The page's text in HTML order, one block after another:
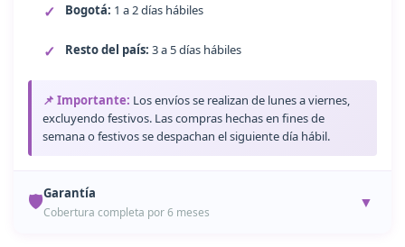
Bogotá: 1 a 2 días hábiles
Resto del país: 3 a 5 días hábiles
📌 Importante: Los envíos se realizan de lunes a viernes,
excluyendo festivos. Las compras hechas en fines de
semana o festivos se despachan el siguiente día hábil.
🛡️Garantía
Cobertura completa por 6 meses
▼